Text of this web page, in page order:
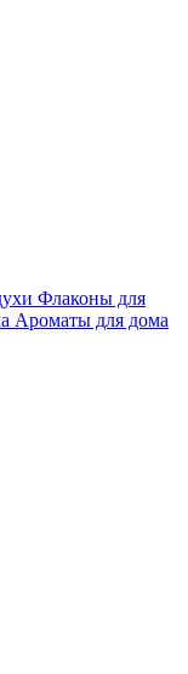
Флаконы для
Ароматы для дома